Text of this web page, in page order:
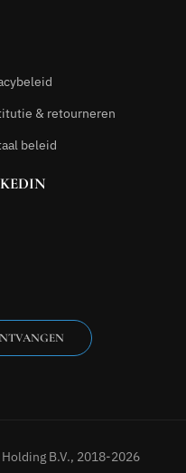
& retourneren
beleid
B.V., 2018-2026